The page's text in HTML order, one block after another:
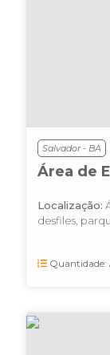
Salvador - BA
Área de
Localização:
desfiles,
Quantidade: